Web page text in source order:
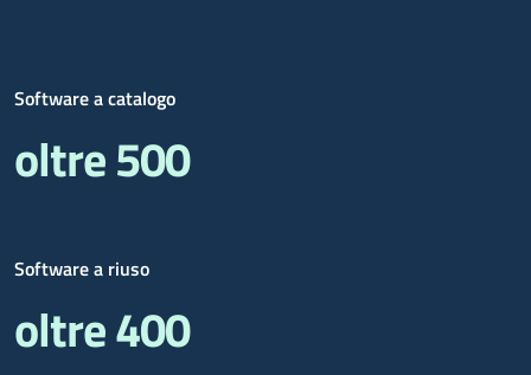
Software a catalogo
oltre 500
Software a riuso
oltre 400